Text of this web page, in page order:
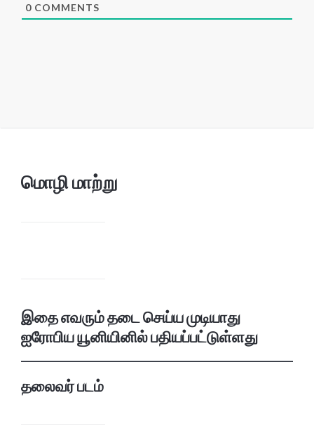
0 COMMENTS
மொழி மாற்று
இதை எவரும் தடை செய்ய முடியாது
ஐரோபிய யூனியினில் பதியப்பட்டுள்ளது
தலைவர் படம்